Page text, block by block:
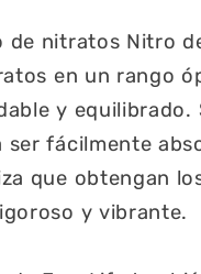
de nitratos Nitro
en un rango
y equilibrado.
ser fácilmente
que obtengan
y vibrante.